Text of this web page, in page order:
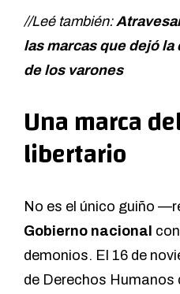
//Leé también:
las marcas que dejó
de los varones
Una marca
libertario
No es el único guiño
Gobierno nacional
demonios. El 16 de
de Derechos Humanos